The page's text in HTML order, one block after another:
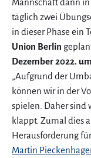
täglich zwei
in dieser Phase ein
Union Berlin
Dezember 2022.
„Aufgrund der
können wir in der
spielen. Daher sind
klappt. Zumal dies
Herausforderung
Martin